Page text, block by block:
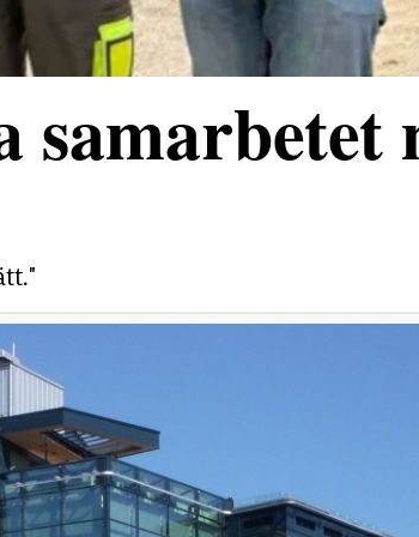
samarbetet